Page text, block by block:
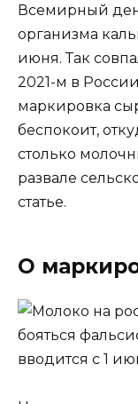
Всемирный
организма
июня. Так
2021-м в
маркировка
беспокоит,
столько
развале
статье.
О